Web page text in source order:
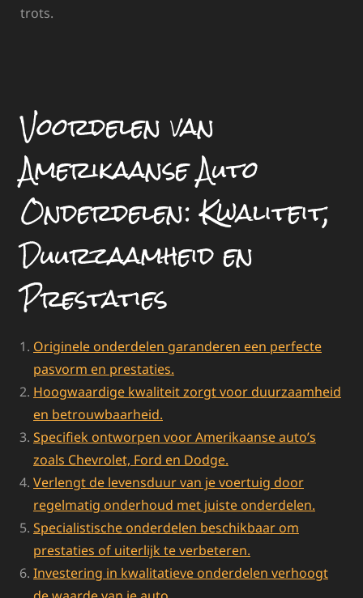
trots.
Voordelen van
Amerikaanse Auto
Onderdelen: Kwaliteit,
Duurzaamheid en
Prestaties
Originele onderdelen garanderen een perfecte
pasvorm en prestaties.
Hoogwaardige kwaliteit zorgt voor duurzaamheid
en betrouwbaarheid.
Specifiek ontworpen voor Amerikaanse auto’s
zoals Chevrolet, Ford en Dodge.
Verlengt de levensduur van je voertuig door
regelmatig onderhoud met juiste onderdelen.
Specialistische onderdelen beschikbaar om
prestaties of uiterlijk te verbeteren.
Investering in kwalitatieve onderdelen verhoogt